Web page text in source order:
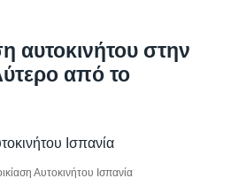
αυτοκινήτου στην
από το
Αυτοκινήτου Ισπανία